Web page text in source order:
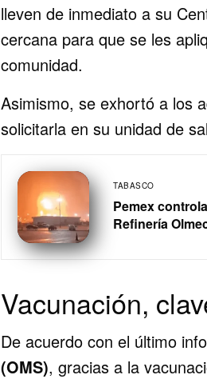
lleven de inmediato a su
cercana para que se les
comunidad.
Asimismo, se exhortó a los
solicitarla en su unidad de
TABASCO
Pemex
Refinería
Vacunación,
De acuerdo con el último
(OMS), gracias a la